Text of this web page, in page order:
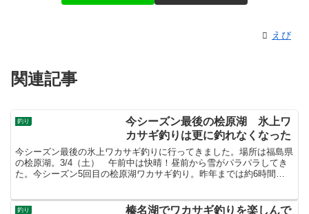
えび
関連記事
釣り
今シーズン最後の桧原湖 氷上ワ
カサギ釣りは更に釣れなくなった
今シーズン最後の氷上ワカサギ釣りに行ってきました。場所は福島県
の桧原湖。3/4（土） 午前中は快晴！昼前から雪がパラパラしてき
た。今シーズン5回目の桧原湖ワカサギ釣り。昨年までは約6時間で1
釣り
榛名湖でワカサギ釣りを楽しんで